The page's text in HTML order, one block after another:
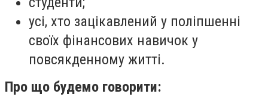
усі, хто зацікавлений у поліпшенні
своїх фінансових навичок у
повсякденному житті.
Про що будемо говорити: